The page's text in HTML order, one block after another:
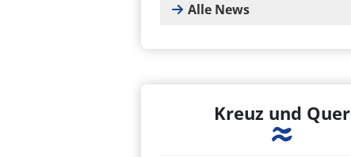
Alle News
Kreuz und Quer